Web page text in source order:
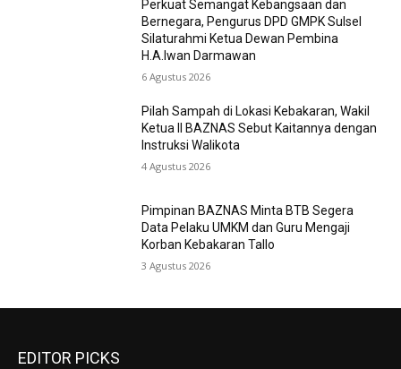
Perkuat Semangat Kebangsaan dan
Bernegara, Pengurus DPD GMPK Sulsel
Silaturahmi Ketua Dewan Pembina
H.A.Iwan Darmawan
6 Agustus 2026
Pilah Sampah di Lokasi Kebakaran, Wakil
Ketua II BAZNAS Sebut Kaitannya dengan
Instruksi Walikota
4 Agustus 2026
Pimpinan BAZNAS Minta BTB Segera
Data Pelaku UMKM dan Guru Mengaji
Korban Kebakaran Tallo
3 Agustus 2026
EDITOR PICKS